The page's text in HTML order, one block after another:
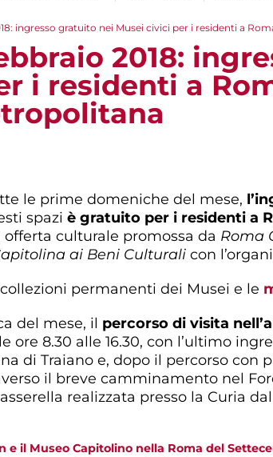
ingresso gratuito nei Musei civici per i residenti a
2018:
i residenti a
le prime domeniche del mese,
spazi è gratuito per i residenti a
culturale promossa da Roma
ai Beni Culturali con
permanenti dei Musei e le
del mese, il percorso di visita
ore 8.30 alle 16.30, con l’ultimo
di Traiano e, dopo il percorso con
il breve camminamento nel
realizzata presso la Curia
e il Museo Capitolino nella Roma del